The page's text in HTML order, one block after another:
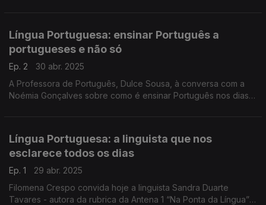
Língua Portuguesa: ensinar Português a
portugueses e não só
Ep. 2
30 abr. 2025
A Professora de Português, Dulce Sousa, à conversa com a
Noémia Gonçalves sobre como é ensinar Português nos dias
Língua Portuguesa: a linguista que nos
esclarece todos os dias
Ep. 1
29 abr. 2025
Filomena Crespo convida hoje a linguista Sandra Duarte
Tavares - autora da rubrica da Antena 1 “Na Ponta da Língua” -